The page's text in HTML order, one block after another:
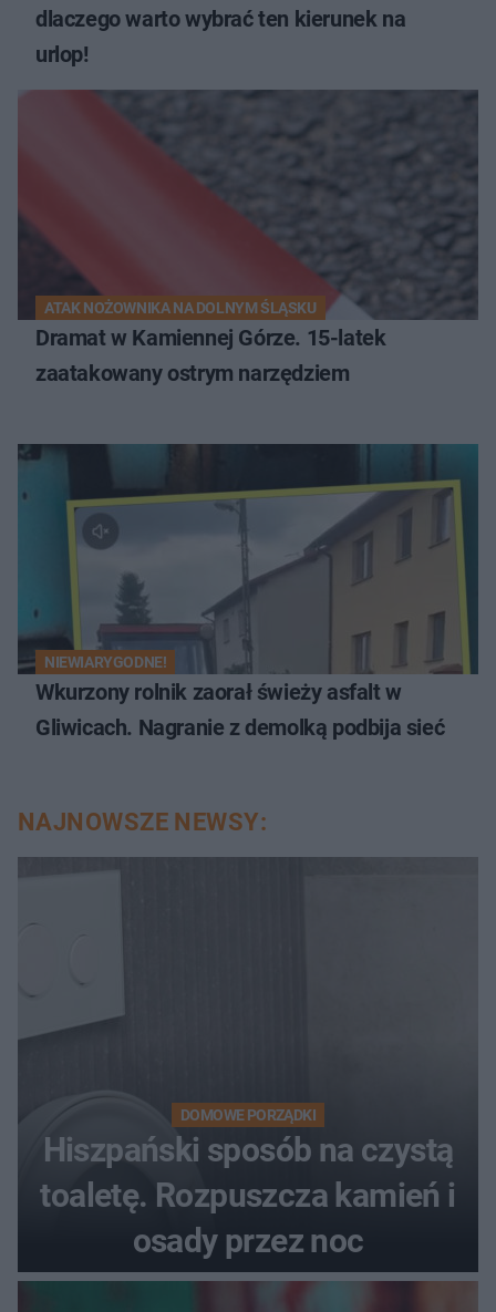
dlaczego warto wybrać ten kierunek na
urlop!
ATAK NOŻOWNIKA NA DOLNYM ŚLĄSKU
Dramat w Kamiennej Górze. 15-latek
zaatakowany ostrym narzędziem
NIEWIARYGODNE!
Wkurzony rolnik zaorał świeży asfalt w
Gliwicach. Nagranie z demolką podbija sieć
NAJNOWSZE NEWSY:
DOMOWE PORZĄDKI
Hiszpański sposób na czystą
toaletę. Rozpuszcza kamień i
osady przez noc